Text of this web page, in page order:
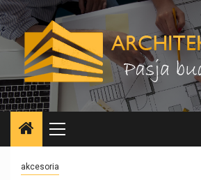
Przejdź
do
treści
Menu
główne
akcesoria